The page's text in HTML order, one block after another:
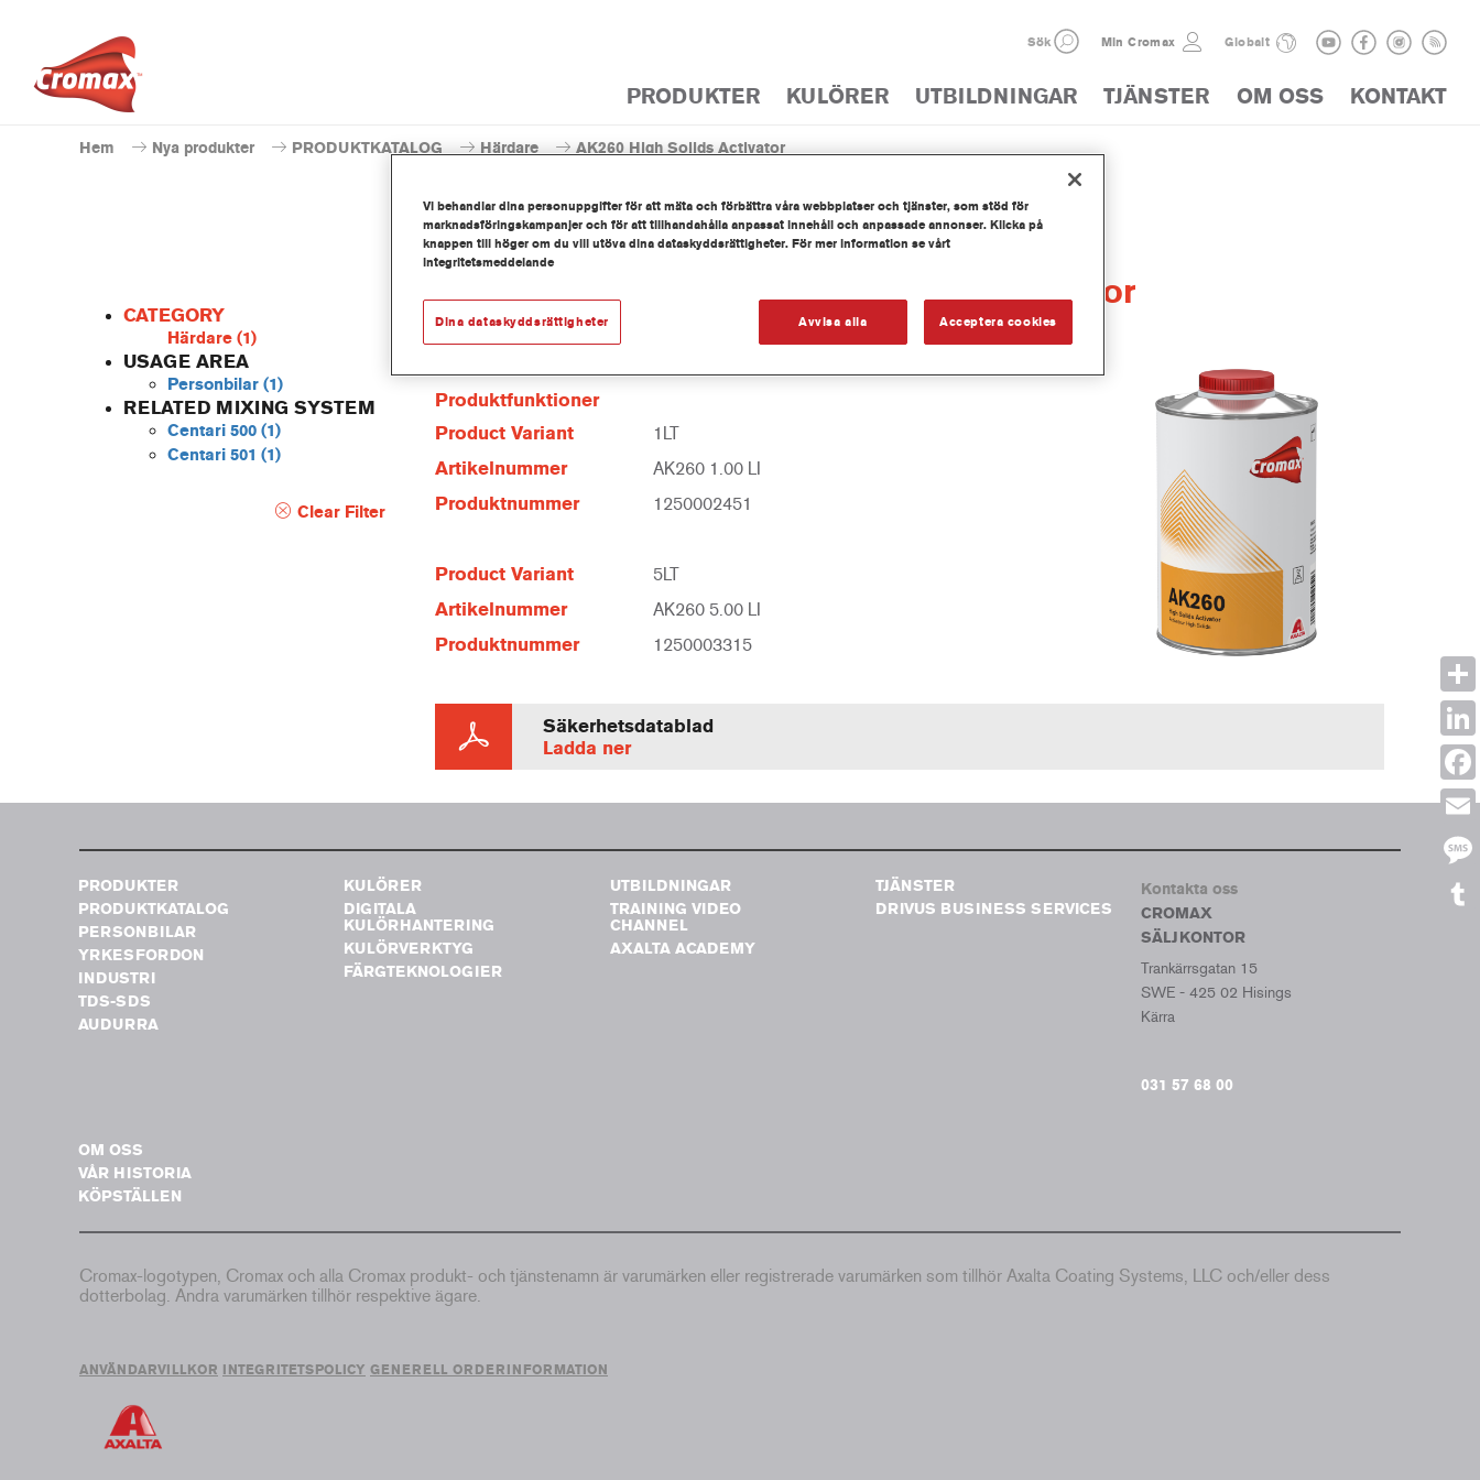
Sök Min Cromax Globalt
PRODUKTER KULÖRER UTBILDNINGAR TJÄNSTER OM OSS KONTAKT
Hem Nya produkter PRODUKTKATALOG Härdare AK260 High Solids Activator
CATEGORY
Härdare (1)
USAGE AREA
Personbilar (1)
RELATED MIXING SYSTEM
Centari 500 (1)
Centari 501 (1)
Clear Filter
AK260 High Solids Activator
Produktfunktioner
Product Variant
1LT
Artikelnummer AK260 1.00 LI
Produktnummer 1250002451
Product Variant 5LT
Artikelnummer AK260 5.00 LI
Produktnummer 1250003315
Säkerhetsdatablad
Ladda ner
PRODUKTER
PRODUKTKATALOG
PERSONBILAR
YRKESFORDON
INDUSTRI
TDS-SDS
AUDURRA
KULÖRER
DIGITALA
KULÖRHANTERING
KULÖRVERKTYG
FÄRGTEKNOLOGIER
UTBILDNINGAR
TRAINING VIDEO
CHANNEL
AXALTA ACADEMY
TJÄNSTER
DRIVUS BUSINESS SERVICES
OM OSS
VÅR HISTORIA
KÖPSTÄLLEN
Kontakta oss
CROMAX
SÄLJKONTOR
Trankärrsgatan 15
SWE - 425 02 Hisings
Kärra
031 57 68 00
Cromax-logotypen, Cromax och alla Cromax produkt- och tjänstenamn är varumärken eller registrerade varumärken som tillhör Axalta Coating Systems, LLC och/eller dess
dotterbolag. Andra varumärken tillhör respektive ägare.
ANVÄNDARVILLKOR INTEGRITETSPOLICY GENERELL ORDERINFORMATION
Vi behandlar dina personuppgifter för att mäta och förbättra våra webbplatser och tjänster, som stöd för
marknadsföringskampanjer och för att tillhandahålla anpassat innehåll och anpassade annonser. Klicka på
knappen till höger om du vill utöva dina dataskyddsrättigheter. För mer information se vårt
integritetsmeddelande
Avvisa alla Acceptera cookies
Dina dataskyddsrättigheter